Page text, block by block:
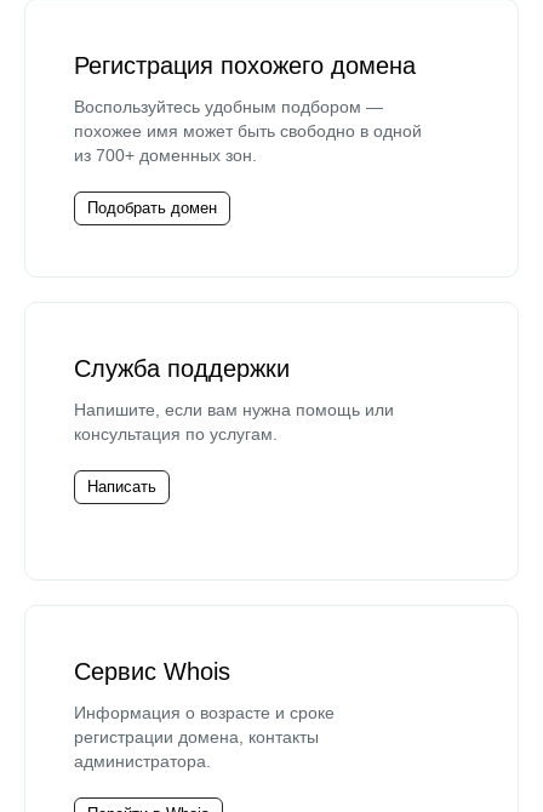
Регистрация похожего домена
Воспользуйтесь удобным подбором —
похожее имя может быть свободно в одной
из 700+ доменных зон.
Подобрать домен
Служба поддержки
Напишите, если вам нужна помощь или
консультация по услугам.
Написать
Сервис Whois
Информация о возрасте и сроке
регистрации домена, контакты
администратора.